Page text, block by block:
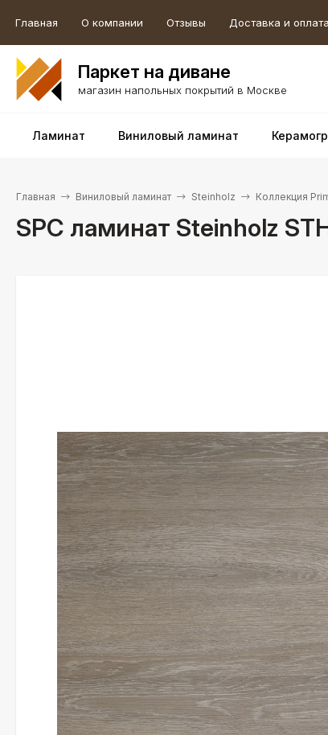
Главная О компании Отзывы Доставка и оплата
Паркет на диване
магазин напольных покрытий в Москве
Ламинат Виниловый ламинат
Главная Виниловый ламинат Steinholz Коллекция
SPC ламинат Steinholz